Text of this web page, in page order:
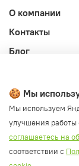
О компании
Контакты
Блог
Публичная
Политика
Согласие на
Согласие на
🍪 Мы
Мы используем
улучшения работы
соглашаетесь на
соответствии с